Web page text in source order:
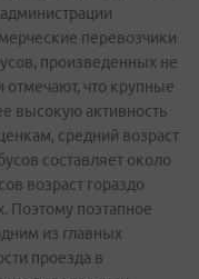
перевозчики
произведенных не
отмечают, что крупные
высокую активность
средний возраст
составляет около
возраст гораздо
Поэтому поэтапное
из главных
проезда в